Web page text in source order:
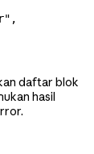
,
daftar blok
hasil